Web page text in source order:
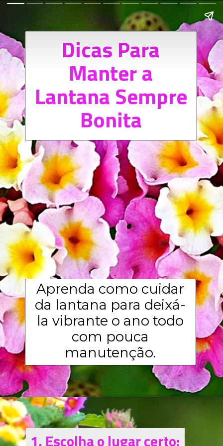
Dicas Para
Manter a
Lantana Sempre
Bonita
Aprenda como cuidar
da lantana para deixá-
la vibrante o ano todo
com pouca
manutenção.
1. Escolha o lugar certo:
1. Escolha o lugar certo: